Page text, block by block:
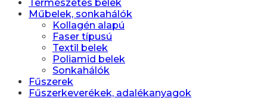
Természetes belek
Műbelek, sonkahálók
Kollagén alapú
Faser típusú
Textil belek
Poliamid belek
Sonkahálók
Fűszerek
Fűszerkeverékek, adalékanyagok